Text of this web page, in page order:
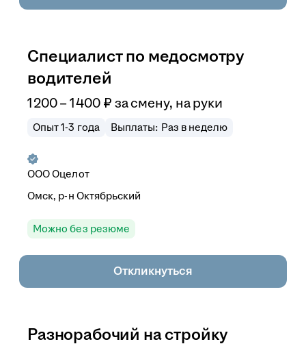
Специалист по медосмотру
водителей
1 200–1 400 ₽ за смену, на руки
Опыт 1-3 года Выплаты: Раз в неделю
ООООцелот
Омск, р-н Октябрьский
Можно без резюме
Откликнуться
Разнорабочий на стройку